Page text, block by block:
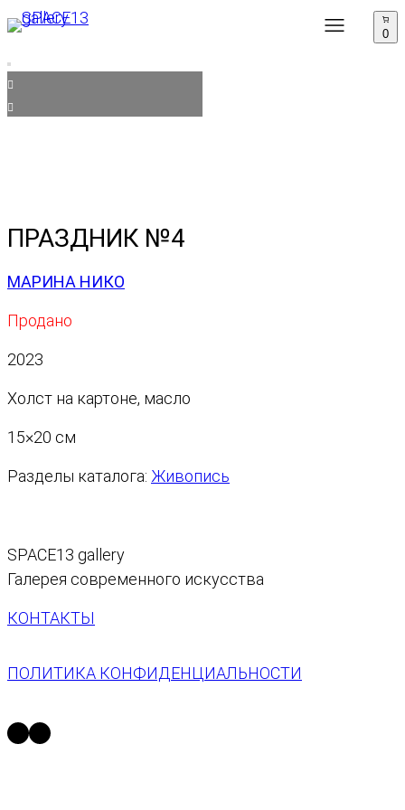
0
ПРАЗДНИК №4
МАРИНА НИКО
Продано
2023
Холст на картоне, масло
15×20 см
Разделы каталога: Живопись
SPACE13 gallery
Галерея современного искусства
КОНТАКТЫ
ПОЛИТИКА КОНФИДЕНЦИАЛЬНОСТИ
https://t.me/space13_gallery
https://vk.com/space13gallery